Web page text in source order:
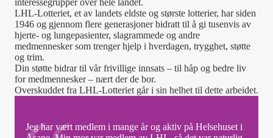
interessegrupper over hele landet.
LHL-Lotteriet, et av landets eldste og største lotterier, har siden
1946 og gjennom flere generasjoner bidratt til å gi tusenvis av
hjerte- og lungepasienter, slagrammede og andre
medmennesker som trenger hjelp i hverdagen, trygghet, støtte
og trim.
Din støtte bidrar til vår frivillige innsats – til håp og bedre liv
for medmennesker – nært der de bor.
Overskuddet fra LHL-Lotteriet går i sin helhet til dette arbeidet.
Jeg har vært medlem i mange år og aktiv på Helsehuset i